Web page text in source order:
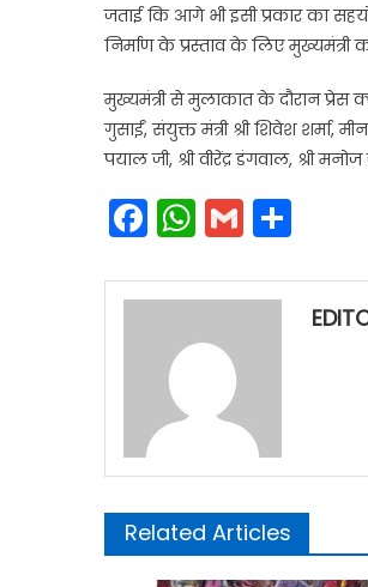
जताई कि आगे भी इसी प्रकार का
निर्माण के प्रस्ताव के लिए मुख्यमंत्री
मुख्यमंत्री से मुलाकात के दौरान प्रेस
गुसाईं, संयुक्त मंत्री श्री शिवेश शर्मा,
पयाल जी, श्री वीरेंद्र डंगवाल, श्री
Facebook
WhatsApp
Gmail
Related Articles